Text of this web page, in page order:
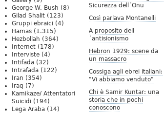
Sicurezza dell´Onu
Così parlava Montanelli
A proposito dell
´antisionismo
Hebron 1929: scene da
un massacro
Cossiga agli ebrei italiani:
"Vi abbiamo venduto"
Chi è Samir Kuntar: una
storia che in pochi
conoscono
George W. Bush (8)
Gilad Shalit (123)
Gruppi ebraici (4)
Hamas (1.315)
Hezbollah (364)
Internet (178)
Interviste (4)
Intifada (32)
Intrafada (122)
Iran (354)
Iraq (7)
Kamikaze/ Attentatori
Suicidi (194)
Lega Araba (14)